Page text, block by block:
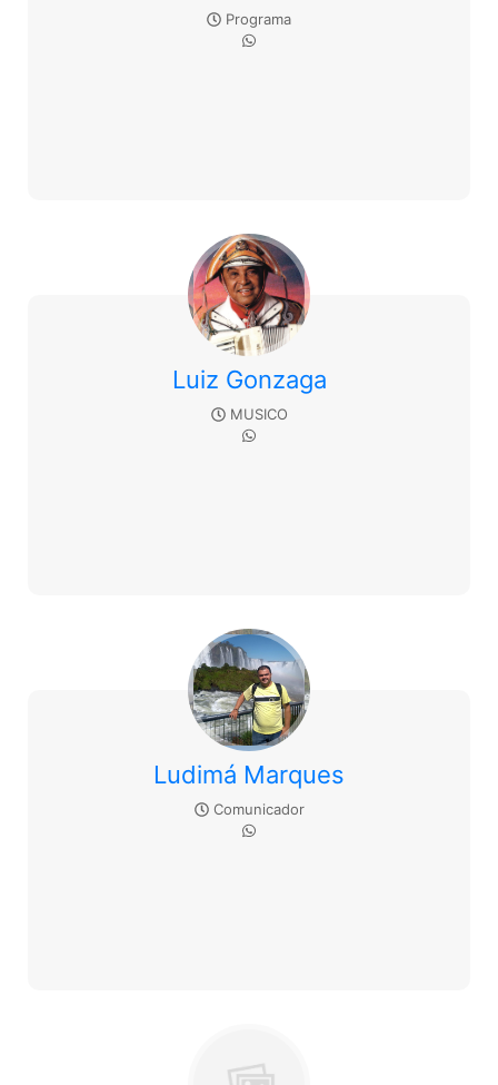
Programa
Luiz Gonzaga
MUSICO
Ludimá Marques
Comunicador